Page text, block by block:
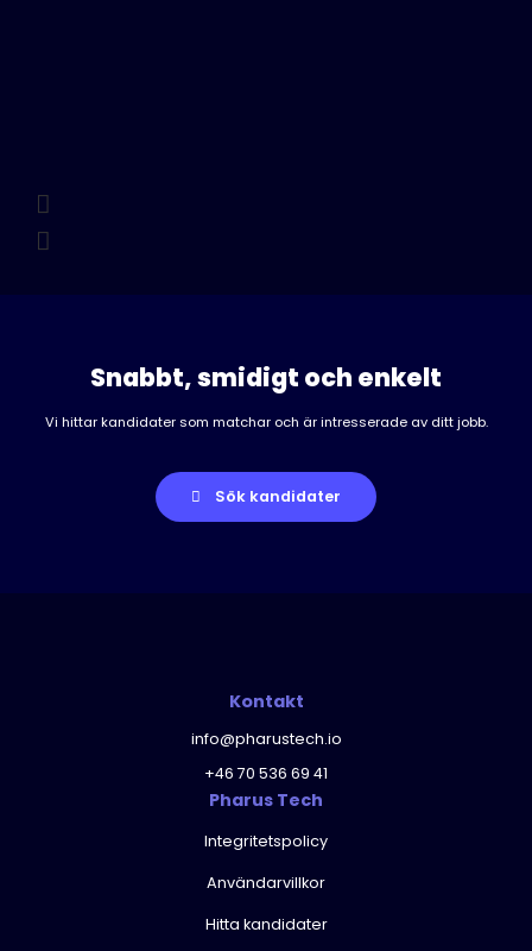
Snabbt, smidigt och enkelt
Vi hittar kandidater som matchar och är intresserade av ditt jobb.
Sök kandidater
Kontakt
info@pharustech.io
+46 70 536 69 41
Pharus Tech
Integritetspolicy
Användarvillkor
Hitta kandidater